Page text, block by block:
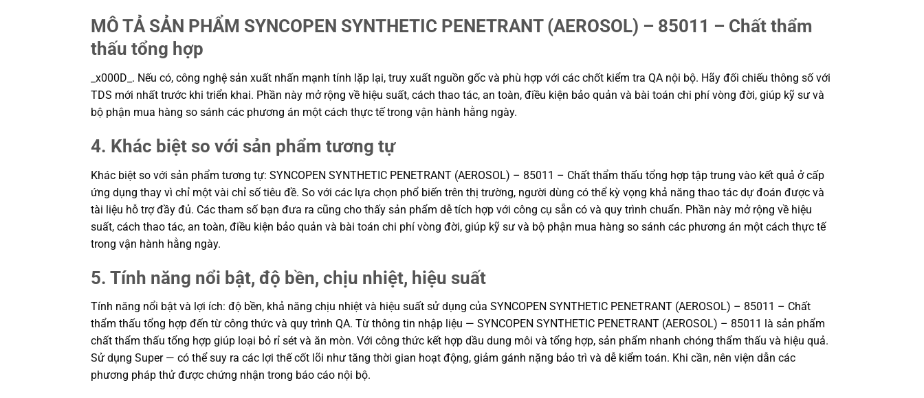
MÔ TẢ SẢN PHẨM SYNCOPEN SYNTHETIC PENETRANT (AEROSOL) – 85011 – Chất thẩm
thấu tổng hợp
_x000D_. Nếu có, công nghệ sản xuất nhấn mạnh tính lặp lại, truy xuất nguồn gốc và phù hợp với các chốt kiểm tra QA nội bộ. Hãy đối chiếu thông số với
TDS mới nhất trước khi triển khai. Phần này mở rộng về hiệu suất, cách thao tác, an toàn, điều kiện bảo quản và bài toán chi phí vòng đời, giúp kỹ sư và
bộ phận mua hàng so sánh các phương án một cách thực tế trong vận hành hằng ngày.
4. Khác biệt so với sản phẩm tương tự
Khác biệt so với sản phẩm tương tự: SYNCOPEN SYNTHETIC PENETRANT (AEROSOL) – 85011 – Chất thẩm thấu tổng hợp tập trung vào kết quả ở cấp
ứng dụng thay vì chỉ một vài chỉ số tiêu đề. So với các lựa chọn phổ biến trên thị trường, người dùng có thể kỳ vọng khả năng thao tác dự đoán được và
tài liệu hỗ trợ đầy đủ. Các tham số bạn đưa ra cũng cho thấy sản phẩm dễ tích hợp với công cụ sẵn có và quy trình chuẩn. Phần này mở rộng về hiệu
suất, cách thao tác, an toàn, điều kiện bảo quản và bài toán chi phí vòng đời, giúp kỹ sư và bộ phận mua hàng so sánh các phương án một cách thực tế
trong vận hành hằng ngày.
5. Tính năng nổi bật, độ bền, chịu nhiệt, hiệu suất
Tính năng nổi bật và lợi ích: độ bền, khả năng chịu nhiệt và hiệu suất sử dụng của SYNCOPEN SYNTHETIC PENETRANT (AEROSOL) – 85011 – Chất
thẩm thấu tổng hợp đến từ công thức và quy trình QA. Từ thông tin nhập liệu — SYNCOPEN SYNTHETIC PENETRANT (AEROSOL) – 85011 là sản phẩm
chất thẩm thấu tổng hợp giúp loại bỏ rỉ sét và ăn mòn. Với công thức kết hợp dầu dung môi và tổng hợp, sản phẩm nhanh chóng thẩm thấu và hiệu quả.
Sử dụng Super — có thể suy ra các lợi thế cốt lõi như tăng thời gian hoạt động, giảm gánh nặng bảo trì và dễ kiểm toán. Khi cần, nên viện dẫn các
phương pháp thử được chứng nhận trong báo cáo nội bộ.